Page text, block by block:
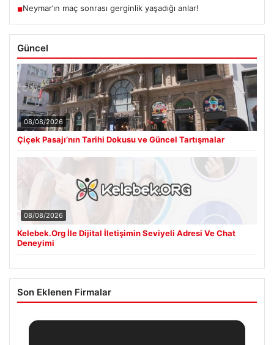
■Neymar’ın maç sonrası gerginlik yaşadığı anlar!
Güncel
08/08/2026
Çiçek Pasajı’nın Tarihi Dokusu ve Güncel Tartışmalar
08/08/2026
Kelebek.Org İle Dijital İletişimin Seviyeli Adresi Ve Chat
Deneyimi
Son Eklenen Firmalar